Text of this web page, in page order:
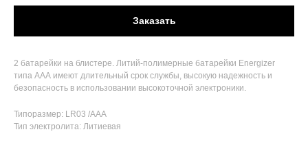
Заказать
2 батарейки на блистере. Литий-полимерные батарейки Energizer
типа ААА имеют длительный срок службы, высокую надежность и
безопасность в использовании высокоточной электроники.
Типоразмер: LR03 /AAA
Тип электролита: Литиевая